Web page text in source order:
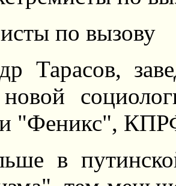
по вызову
Тарасов,
"Феникс",
в